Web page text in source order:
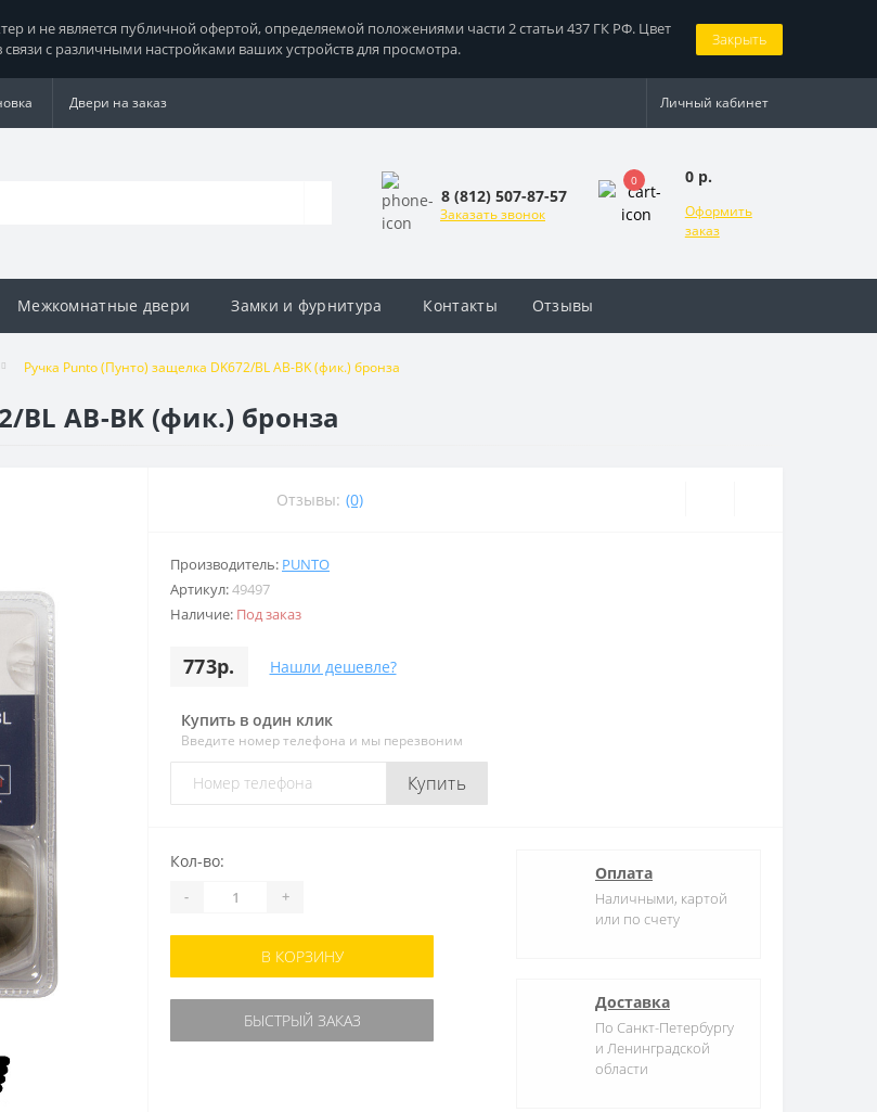
и не является публичной офертой, определяемой положениями части 2 статьи 437 ГК РФ. Цвет
с различными настройками ваших устройств для просмотра.
Закрыть
Двери на заказ Личный кабинет
8 (812) 507-87-57
Заказать звонок
0 0 р.
Оформить
заказ
Межкомнатные двери Замки и фурнитура Контакты Отзывы
Ручка Punto (Пунто) защелка DK672/BL AB-BK (фик.) бронза
BL AB-BK (фик.) бронза
Отзывы: (0)
Производитель: PUNTO
Артикул:49497
Наличие: Под заказ
773р. Нашли дешевле?
Купить в один клик
Введите номер телефона и мы перезвоним
Купить
Кол-во:
- +
В КОРЗИНУ
БЫСТРЫЙ ЗАКАЗ
Оплата
Наличными, картой
или по счету
Доставка
По Санкт-Петербургу
и Ленинградской
области